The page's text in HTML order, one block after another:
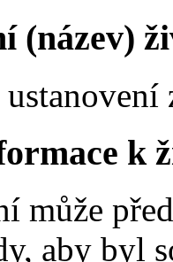
(název)
k
aby byl